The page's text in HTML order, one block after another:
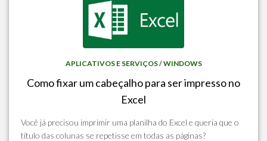
APLICATIVOS E SERVIÇOS/WINDOWS
Como fixar um cabeçalho para ser impresso no
Excel
Você já precisou imprimir uma planilha do Excel e queria que o
título das colunas se repetisse em todas as páginas?